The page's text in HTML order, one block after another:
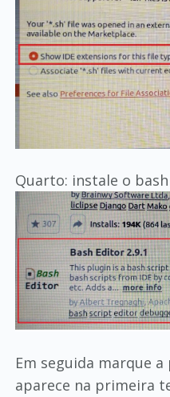
Quarto: instale o
Em seguida marque
aparece na primeira